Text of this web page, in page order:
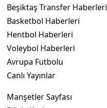
Beşiktaş Transfer Haberleri
Basketbol Haberleri
Hentbol Haberleri
Voleybol Haberleri
Avrupa Futbolu
Canlı Yayınlar
Manşetler Sayfası